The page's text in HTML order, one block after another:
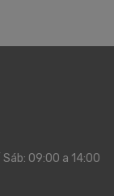
09:00 a 14:00